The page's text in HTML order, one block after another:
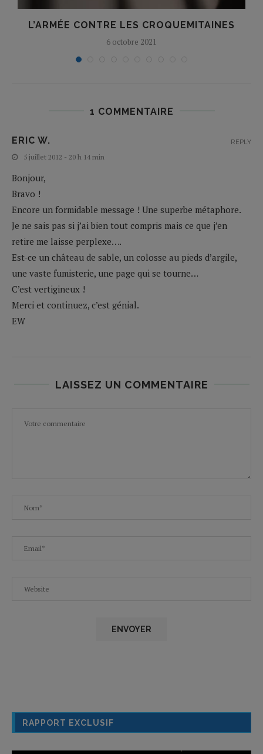
L’ARMÉE CONTRE LES CROQUEMITAINES
6 octobre 2021
1 COMMENTAIRE
ERIC W.
5 juillet 2012 - 20 h 14 min
Bonjour,
Bravo !
Encore un formidable message ! Une superbe métaphore.
Je ne sais pas si j’ai bien tout compris mais ce que j’en
retire me laisse perplexe….
Est-ce un château de sable, un colosse au pieds d’argile,
une vaste fumisterie, une page qui se tourne…
C’est vertigineux !
Merci et continuez, c’est génial.
EW
REPLY
LAISSEZ UN COMMENTAIRE
RAPPORT EXCLUSIF